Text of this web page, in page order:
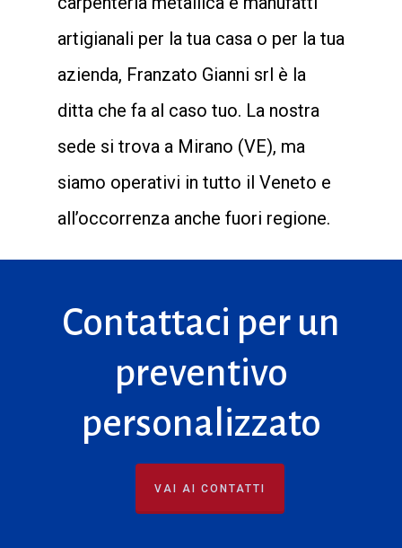
artigianali per la tua casa o per la tua
azienda, Franzato Gianni srl è la
ditta che fa al caso tuo. La nostra
sede si trova a Mirano (VE), ma
siamo operativi in tutto il Veneto e
all’occorrenza anche fuori regione.
Contattaci per un
preventivo
personalizzato
VAI AI CONTATTI